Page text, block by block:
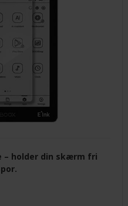
– holder din skærm fri